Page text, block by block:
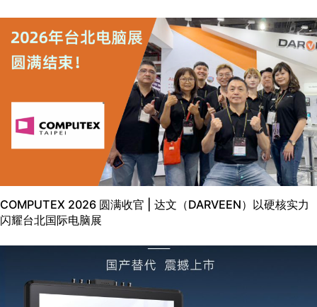
COMPUTEX 2026 圆满收官 | 达文（DARVEEN）以硬核实力
闪耀台北国际电脑展